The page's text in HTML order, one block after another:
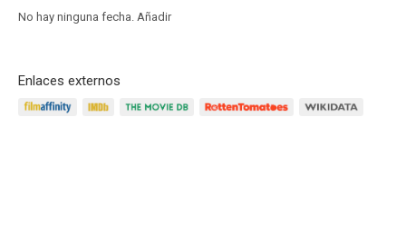
No hay ninguna fecha. Añadir
Enlaces externos